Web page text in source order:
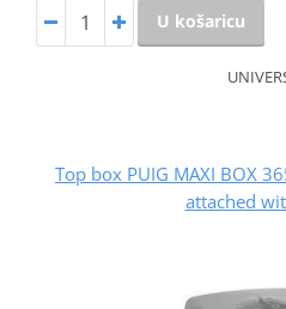
U košaricu
Top box PUIG MAXI BOX
attached